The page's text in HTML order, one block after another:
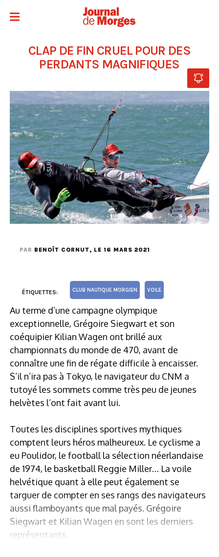
CLAP DE FIN CRUEL POUR DES
PERDANTS MAGNIFIQUES
PAR BENOÎT CORNUT, LE 16 MARS 2021
ÉTIQUETTES: CLUB NAUTIQUE MORGIEN VOILE
Au terme d’une campagne olympique
exceptionnelle, Grégoire Siegwart et son
coéquipier Kilian Wagen ont brillé aux
championnats du monde de 470, avant de
connaître une fin de régate difficile à encaisser.
S’il n’ira pas à Tokyo, le navigateur du CNM a
tutoyé les sommets comme très peu de jeunes
helvètes l’ont fait avant lui.
Toutes les disciplines sportives mythiques
comptent leurs héros malheureux. Le cyclisme a
eu Poulidor, le football la sélection néerlandaise
de 1974, le basketball Reggie Miller… La voile
helvétique quant à elle peut également se
targuer de compter en ses rangs des navigateurs
aussi flamboyants que mal payés. Grégoire
Siegwart et Kilian Wagen en sont les derniers
représentants.